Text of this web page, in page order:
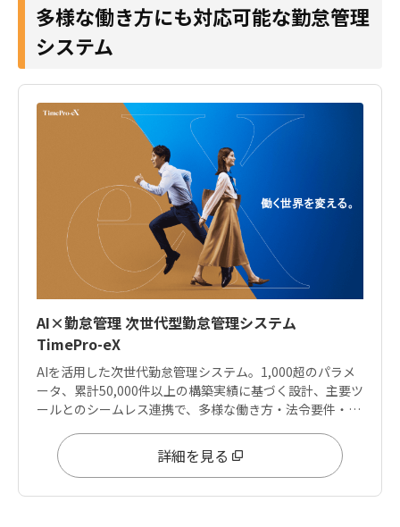
多様な働き方にも対応可能な勤怠管理
システム
AI×勤怠管理 次世代型勤怠管理システム
TimePro-eX
AIを活用した次世代勤怠管理システム。1,000超のパラメ
ータ、累計50,000件以上の構築実績に基づく設計、主要ツ
ールとのシームレス連携で、多様な働き方・法令要件・デ
詳細を見る